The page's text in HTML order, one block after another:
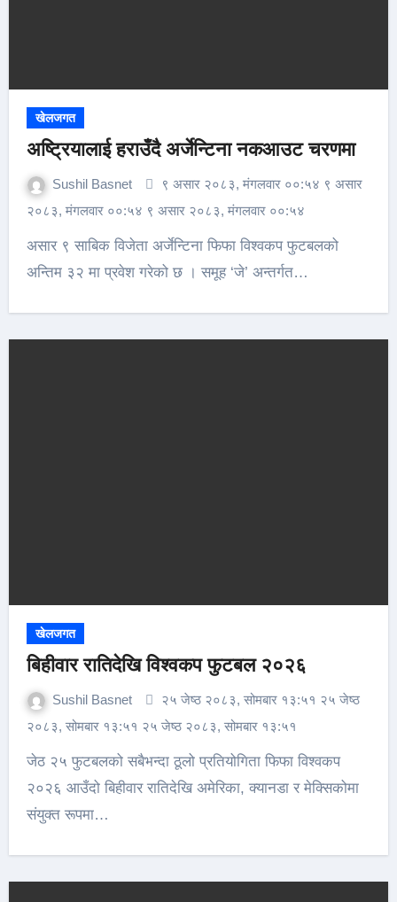
खेलजगत
अष्ट्रियालाई हराउँदै अर्जेन्टिना नकआउट चरणमा
Sushil Basnet
९ असार २०८३, मंगलवार ००:५४ ९ असार
२०८३, मंगलवार ००:५४ ९ असार २०८३, मंगलवार ००:५४
असार ९ साबिक विजेता अर्जेन्टिना फिफा विश्वकप फुटबलको
अन्तिम ३२ मा प्रवेश गरेको छ । समूह ‘जे’ अन्तर्गत…
खेलजगत
बिहीवार रातिदेखि विश्वकप फुटबल २०२६
Sushil Basnet
२५ जेष्ठ २०८३, सोमबार १३:५१ २५ जेष्ठ
२०८३, सोमबार १३:५१ २५ जेष्ठ २०८३, सोमबार १३:५१
जेठ २५ फुटबलको सबैभन्दा ठूलो प्रतियोगिता फिफा विश्वकप
२०२६ आउँदो बिहीवार रातिदेखि अमेरिका, क्यानडा र मेक्सिकोमा
संयुक्त रूपमा…